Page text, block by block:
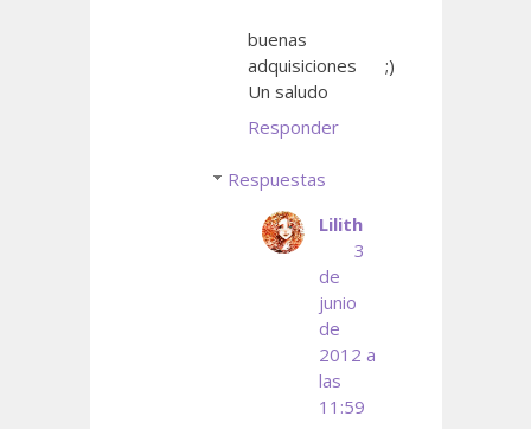
buenas
adquisiciones ;)
Un saludo
Responder
Respuestas
Lilith
3
de
junio
de
2012 a
las
11:59